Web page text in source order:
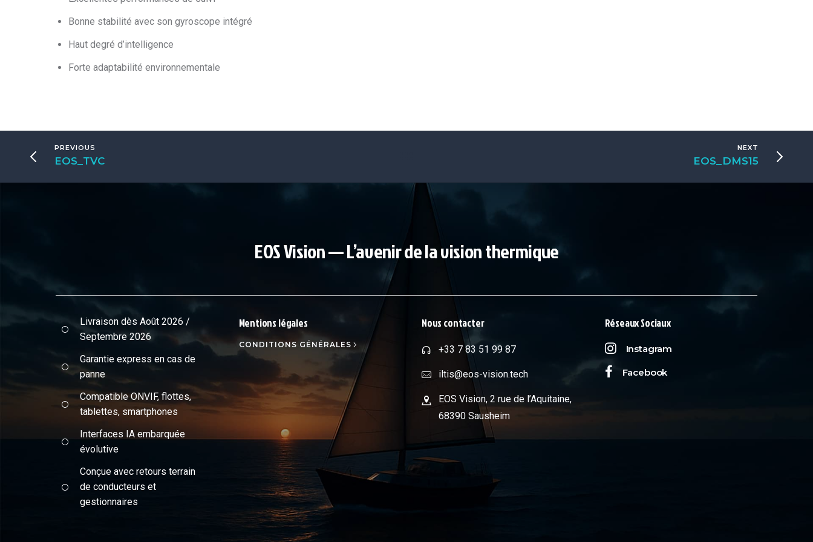
Bonne stabilité avec son gyroscope intégré
Haut degré d’intelligence
Forte adaptabilité environnementale
PREVIOUS
EOS_TVC
NEXT
EOS_DMS15
EOS Vision — L’avenir de la vision thermique
Livraison dès Août 2026 /
Septembre 2026
Garantie express en cas de
panne
Compatible ONVIF, flottes,
tablettes, smartphones
Interfaces IA embarquée
évolutive
Conçue avec retours terrain
de conducteurs et
gestionnaires
Mentions légales
CONDITIONS GÉNÉRALES
Nous contacter
+33 7 83 51 99 87
iltis@eos-vision.tech
EOS Vision, 2 rue de l’Aquitaine,
68390 Sausheim
Réseaux Sociaux
Instagram
Facebook